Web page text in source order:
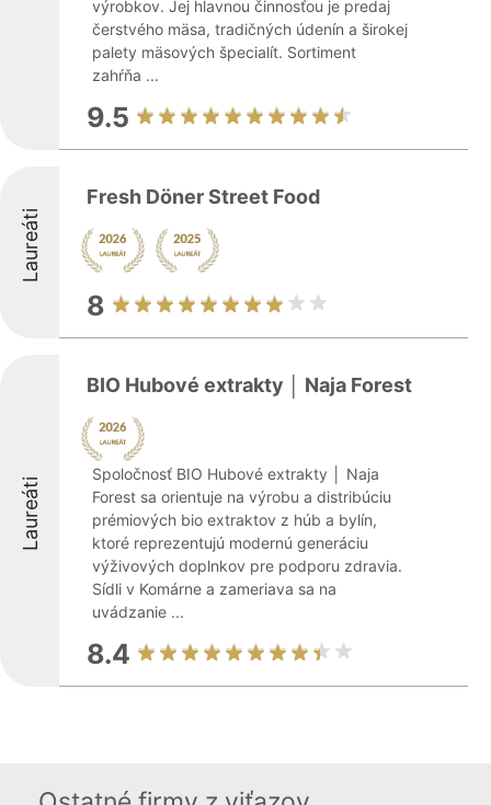
výrobkov. Jej hlavnou činnosťou je predaj
čerstvého mäsa, tradičných údenín a širokej
palety mäsových špecialít. Sortiment
zahŕňa ...
9.5
Laureáti
Fresh Döner Street Food
8
Laureáti
BIO Hubové extrakty │ Naja Forest
Spoločnosť BIO Hubové extrakty │ Naja
Forest sa orientuje na výrobu a distribúciu
prémiových bio extraktov z húb a bylín,
ktoré reprezentujú modernú generáciu
výživových doplnkov pre podporu zdravia.
Sídli v Komárne a zameriava sa na
uvádzanie ...
8.4